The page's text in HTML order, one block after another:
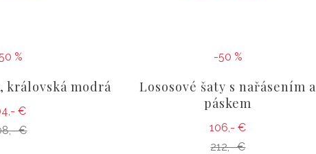
%
královská modrá
€
€
-50 %
Lososové šaty s nařásením a
páskem
106,- €
212,- €